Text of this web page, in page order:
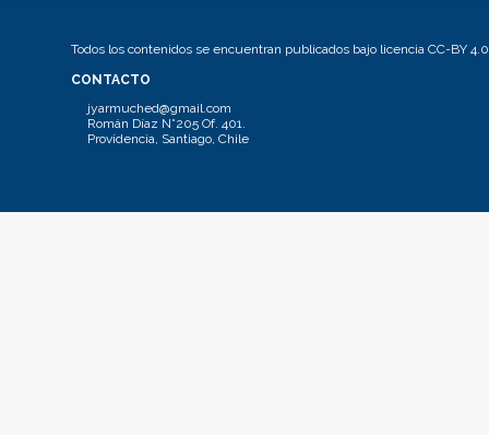
Todos los contenidos se encuentran publicados bajo licencia CC-BY 4.0
CONTACTO
jyarmuched@gmail.com
Román Díaz N°205 Of. 401.
Providencia, Santiago, Chile